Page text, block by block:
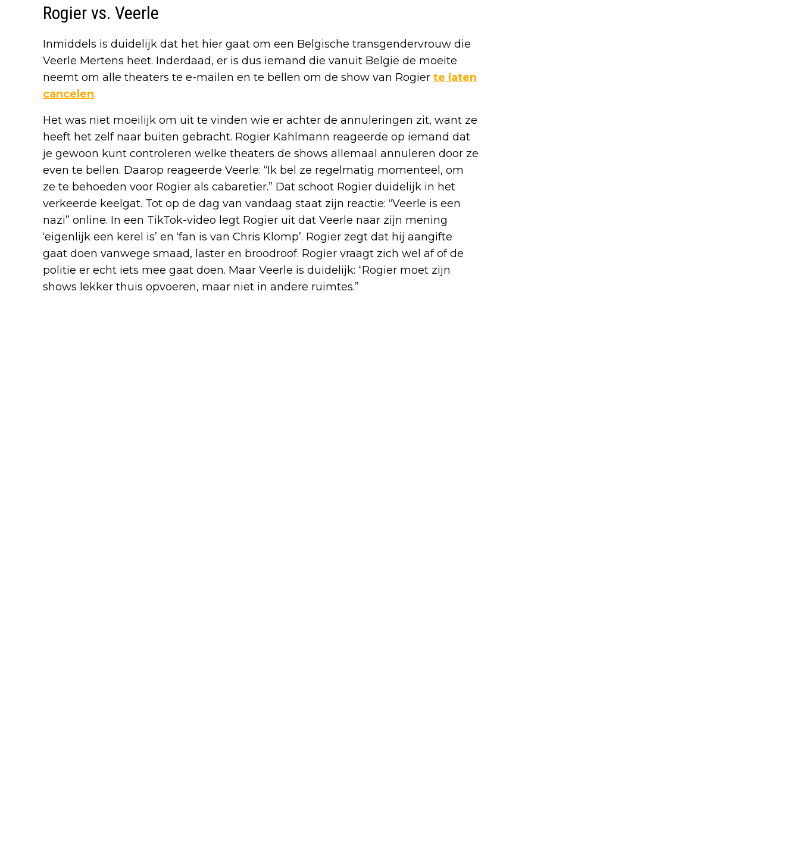
Rogier vs. Veerle
Inmiddels is duidelijk dat het hier gaat om een Belgische transgendervrouw die
Veerle Mertens heet. Inderdaad, er is dus iemand die vanuit België de moeite
neemt om alle theaters te e-mailen en te bellen om de show van Rogier te laten
cancelen.
Het was niet moeilijk om uit te vinden wie er achter de annuleringen zit, want ze
heeft het zelf naar buiten gebracht. Rogier Kahlmann reageerde op iemand dat
je gewoon kunt controleren welke theaters de shows allemaal annuleren door ze
even te bellen. Daarop reageerde Veerle: “Ik bel ze regelmatig momenteel, om
ze te behoeden voor Rogier als cabaretier.” Dat schoot Rogier duidelijk in het
verkeerde keelgat. Tot op de dag van vandaag staat zijn reactie: “Veerle is een
nazi” online. In een TikTok-video legt Rogier uit dat Veerle naar zijn mening
‘eigenlijk een kerel is’ en ‘fan is van Chris Klomp’. Rogier zegt dat hij aangifte
gaat doen vanwege smaad, laster en broodroof. Rogier vraagt zich wel af of de
politie er echt iets mee gaat doen. Maar Veerle is duidelijk: “Rogier moet zijn
shows lekker thuis opvoeren, maar niet in andere ruimtes.”